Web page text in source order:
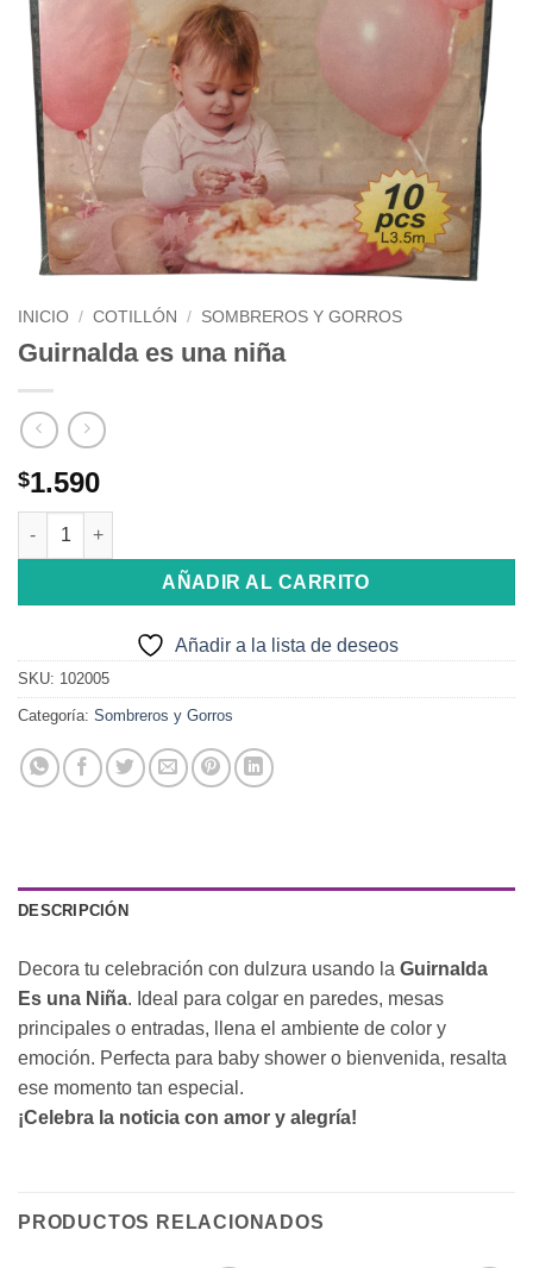
INICIO / COTILLÓN / SOMBREROS Y GORROS
Guirnalda es una niña
$1.590
Guirnalda es una niña cantidad
AÑADIR AL CARRITO
Añadir a la lista de deseos
SKU: 102005
Categoría: Sombreros y Gorros
DESCRIPCIÓN
Decora tu celebración con dulzura usando la Guirnalda
Es una Niña. Ideal para colgar en paredes, mesas
principales o entradas, llena el ambiente de color y
emoción. Perfecta para baby shower o bienvenida, resalta
ese momento tan especial.
¡Celebra la noticia con amor y alegría!
PRODUCTOS RELACIONADOS